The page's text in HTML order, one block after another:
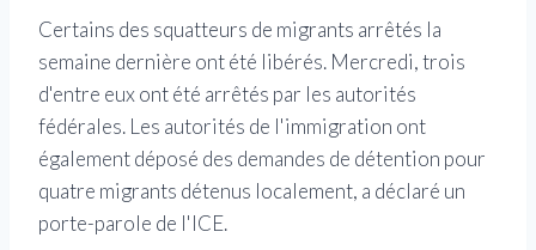
Certains des squatteurs de migrants arrêtés la
semaine dernière ont été libérés. Mercredi, trois
d'entre eux ont été arrêtés par les autorités
fédérales. Les autorités de l'immigration ont
également déposé des demandes de détention pour
quatre migrants détenus localement, a déclaré un
porte-parole de l'ICE.